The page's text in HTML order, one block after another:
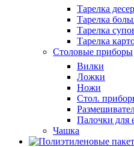
Тарелка
Тарелка
Тарелка
Тарелка
Столовые приборы
Вилки
Ложки
Ножи
Стол.
Палочки для
Чашка